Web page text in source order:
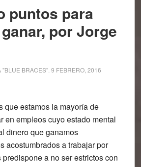
puntos para
por Jorge
"BLUE BRACES". 9 FEBRERO, 2016
que estamos la mayoría de
en empleos cuyo estado mental
dinero que ganamos
acostumbrados a trabajar por
a no ser estrictos con